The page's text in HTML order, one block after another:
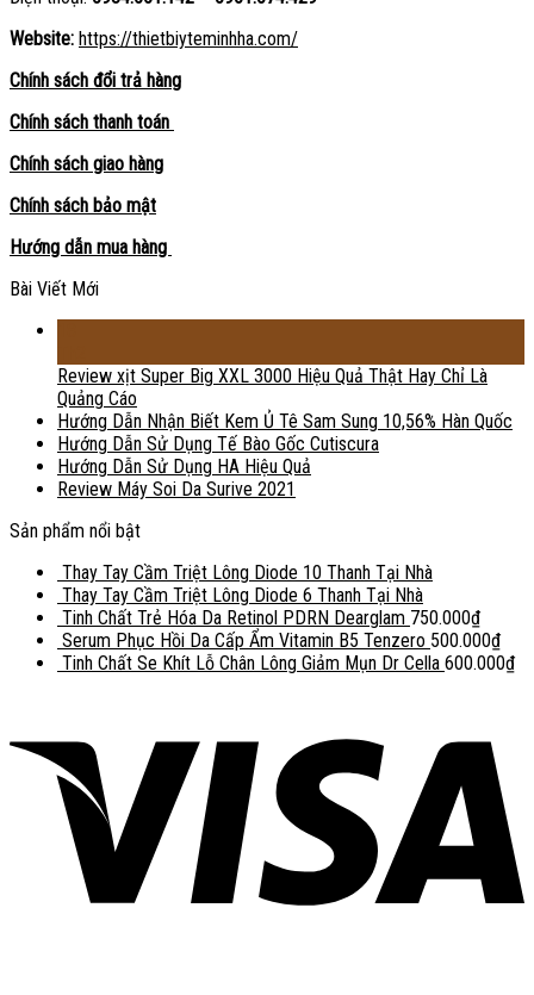
Website: https://thietbiyteminhha.com/
Chính sách đổi trả hàng
Chính sách thanh toán
Chính sách giao hàng
Chính sách bảo mật
Hướng dẫn mua hàng
Bài Viết Mới
Review xịt Super Big XXL 3000 Hiệu Quả Thật Hay Chỉ Là
Quảng Cáo
Hướng Dẫn Nhận Biết Kem Ủ Tê Sam Sung 10,56% Hàn Quốc
Hướng Dẫn Sử Dụng Tế Bào Gốc Cutiscura
Hướng Dẫn Sử Dụng HA Hiệu Quả
Review Máy Soi Da Surive 2021
Sản phẩm nổi bật
Thay Tay Cầm Triệt Lông Diode 10 Thanh Tại Nhà
Thay Tay Cầm Triệt Lông Diode 6 Thanh Tại Nhà
Tinh Chất Trẻ Hóa Da Retinol PDRN Dearglam 750.000₫
Serum Phục Hồi Da Cấp Ẩm Vitamin B5 Tenzero 500.000₫
Tinh Chất Se Khít Lỗ Chân Lông Giảm Mụn Dr Cella 600.000₫